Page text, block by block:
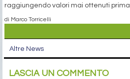
raggiungendo valori mai ottenuti prima
di Marco Torricelli
Altre News
LASCIA UN COMMENTO